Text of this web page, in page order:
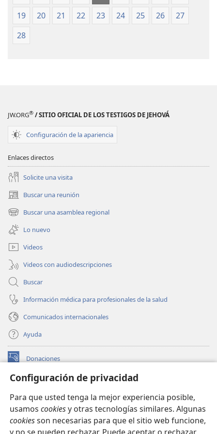
Configuración de privacidad
Para que usted tenga la mejor experiencia posible,
usamos cookiesy otras tecnologías similares. Algunas
cookiesson necesarias para que el sitio web funcione,
(edición
de 1987)
(edición
de 1987)
19
20 21 22 23 24 25 26
27
28
JW.ORG® / SITIO OFICIAL DE LOS TESTIGOS DE JEHOVÁ
Configuración de la apariencia
Enlaces directos
Solicite una visita
Buscar una reunión
(abre
una
nueva
ventana)
Buscar una asamblea regional
(abre
una
nueva
ventana)
Lo nuevo
Videos
Videos con audiodescripciones
Buscar
Información médica para profesionales de la salud
Comunicados internacionales
Ayuda
Donaciones
(abre
nueva BIBLIOTECA EN LÍNEA Watchtower™
una
nueva
ventana)
JW Hub
(abre
una
nueva JW Library